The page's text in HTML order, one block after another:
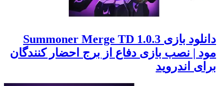
دانلود بازی 1.0.3 Summoner Merge TD
مود | نصب بازی دفاع از برج احضار کنندگان
برای اندروید